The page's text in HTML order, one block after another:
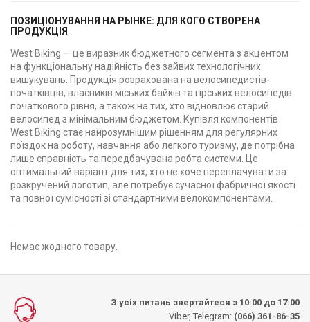
ПОЗИЦІОНУВАННЯ НА РЫНКЕ: ДЛЯ КОГО СТВОРЕНА
ПРОДУКЦІЯ
West Biking — це виразник бюджетного сегмента з акцентом
на функціональну надійність без зайвих технологічних
вишукувань. Продукція розрахована на велосипедистів-
початківців, власників міських байків та гірських велосипедів
початкового рівня, а також на тих, хто відновлює старий
велосипед з мінімальним бюджетом. Купівля компонентів
West Biking стає найрозумнішим рішенням для регулярних
поїздок на роботу, навчання або легкого туризму, де потрібна
лише справність та передбачувана робта системи. Це
оптимальний варіант для тих, хто не хоче переплачувати за
розкручений логотип, але потребує сучасної фабричної якості
та повної сумісності зі стандартними велокомпонентами.
Немає жодного товару.
З усіх питань звертайтеся з 10:00 до 17:00
Viber, Telegram: (066) 361-86-35